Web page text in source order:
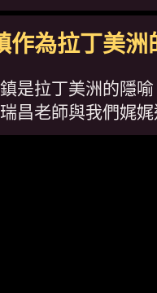
為拉丁美洲
是拉丁美洲的隱
昌老師與我們娓娓